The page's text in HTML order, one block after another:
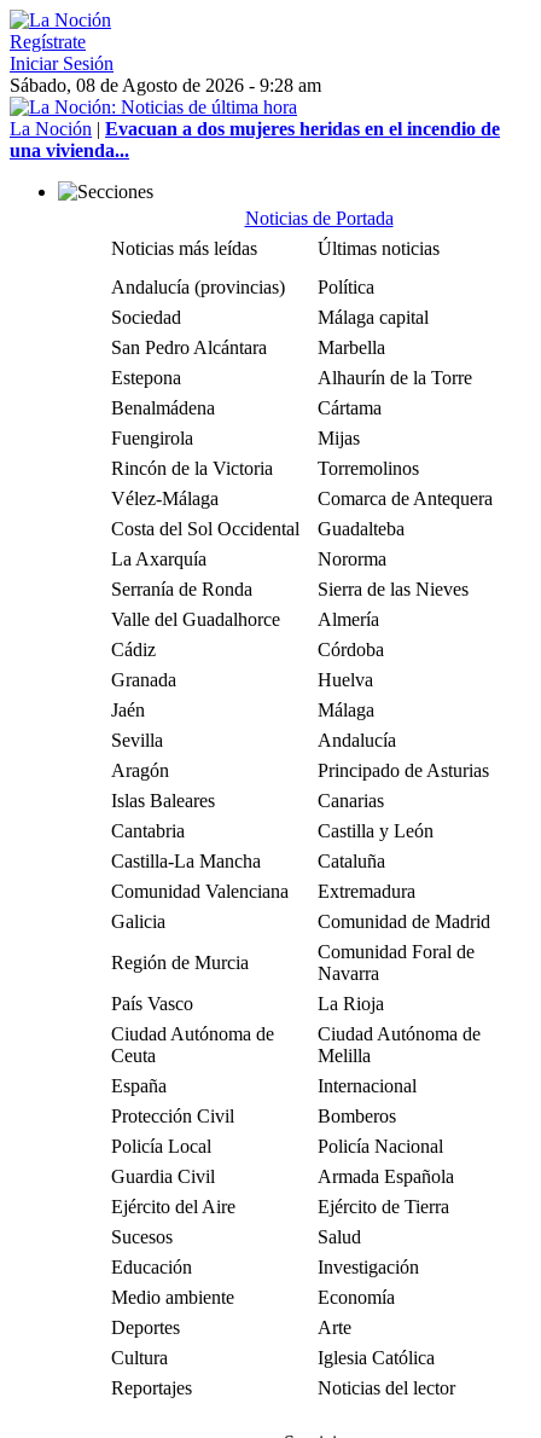
Regístrate
Iniciar Sesión
Sábado, 08 de Agosto de 2026 - 9:28 am
La Noción | Evacuan a dos mujeres heridas en el incendio de
una vivienda...
Noticias de Portada
Noticias más leídas
Últimas noticias
Andalucía (provincias)
Política
Sociedad
Málaga capital
San Pedro Alcántara
Marbella
Estepona
Alhaurín de la Torre
Benalmádena
Cártama
Fuengirola
Mijas
Rincón de la Victoria
Torremolinos
Vélez-Málaga
Comarca de Antequera
Costa del Sol Occidental
Guadalteba
La Axarquía
Nororma
Serranía de Ronda
Sierra de las Nieves
Valle del Guadalhorce
Almería
Cádiz
Córdoba
Granada
Huelva
Jaén
Málaga
Sevilla
Andalucía
Aragón
Principado de Asturias
Islas Baleares
Canarias
Cantabria
Castilla y León
Castilla-La Mancha
Cataluña
Comunidad Valenciana
Extremadura
Galicia
Comunidad de Madrid
Región de Murcia
Comunidad Foral de
Navarra
País Vasco
La Rioja
Ciudad Autónoma de
Ceuta
Ciudad Autónoma de
Melilla
España
Internacional
Protección Civil
Bomberos
Policía Local
Policía Nacional
Guardia Civil
Armada Española
Ejército del Aire
Ejército de Tierra
Sucesos
Salud
Educación
Investigación
Medio ambiente
Economía
Deportes
Arte
Cultura
Iglesia Católica
Reportajes
Noticias del lector